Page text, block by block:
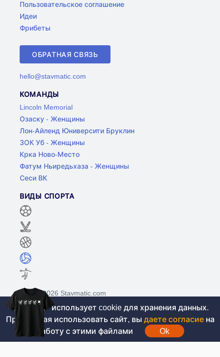
Пользовательское соглашение
Идеи
Фрибеты
ОБРАТНАЯ СВЯЗЬ
hello@stavmatic.com
КОМАНДЫ
Lincoln Memorial
Озаску - Женщины
Лон-Айленд Юниверсити Бруклин
ЗОК Уб - Женщины
Крка Ново-Место
Фатум Ньиредьхаза - Женщины
Сеси ВК
ВИДЫ СПОРТА
©2017-2026 Stavmatic.com
Для лиц старше 18 лет. На сайте не
проводятся игры на денежные средства, вся
Этот сайт использует cookie для хранения данных.
Продолжая использовать сайт, вы даете согласие на
работу с этими файлами
Ok